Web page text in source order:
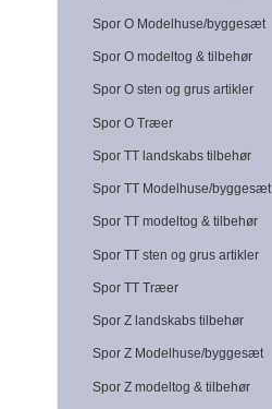
Spor O Modelhuse/byggesæt
Spor O modeltog & tilbehør
Spor O sten og grus artikler
Spor O Træer
Spor TT landskabs tilbehør
Spor TT Modelhuse/byggesæt
Spor TT modeltog & tilbehør
Spor TT sten og grus artikler
Spor TT Træer
Spor Z landskabs tilbehør
Spor Z Modelhuse/byggesæt
Spor Z modeltog & tilbehør